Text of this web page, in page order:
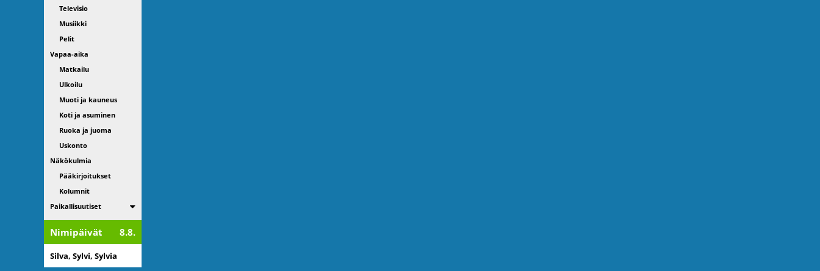
Televisio
Musiikki
Pelit
Vapaa-aika
Matkailu
Ulkoilu
Muoti ja kauneus
Koti ja asuminen
Ruoka ja juoma
Uskonto
Näkökulmia
Pääkirjoitukset
Kolumnit
Paikallisuutiset
Listaa alakategoriat
Nimipäivät 8.8.
Silva, Sylvi, Sylvia